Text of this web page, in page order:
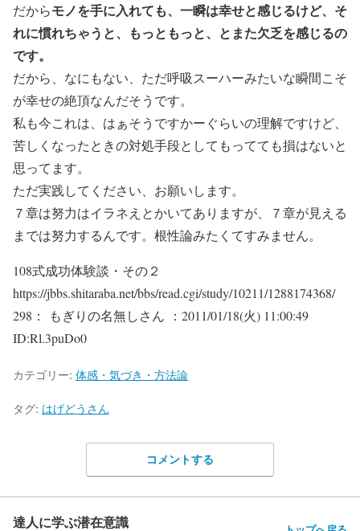
だからモノを手に入れても、一瞬は幸せと感じるけど、そ
れに慣れちゃうと、もっともっと、とまた欠乏を感じるの
です。
だから、なにもない、ただ呼吸スーハーみたいな瞬間こそ
が幸せの絶頂なんだそうです。
私も今これは、はぁそうですかーぐらいの理解ですけど、
苦しくなったときの対処手段としてもってても損はないと
思ってます。
ただ実践してください、お願いします。
７章は努力はイラネえとかいてありますが、７章が見える
までは努力するんです。根性論みたくてすみません。
108式成功体験談・その２
https://jbbs.shitaraba.net/bbs/read.cgi/study/10211/1288174368/
298： もぎりの名無しさん ：2011/01/18(火) 11:00:49
ID:Rl.3puDo0
カテゴリー: 体感・気づき・方法論
タグ: はげどうさん
コメントする
達人に学ぶ潜在意識